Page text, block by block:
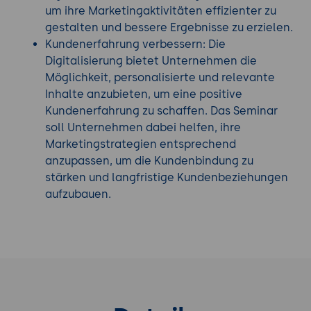
und ihre Marketingaktivitäten
automatisieren.
Conversion-Optimierung und A/B-Testing:
Durch die kontinuierliche Optimierung von
Conversion-Raten und das Testen von
unterschiedlichen Elementen einer Website
oder Landingpage können Unternehmen ihre
Marketingergebnisse verbessern und die User
Experience optimieren.
Influencer-Marketing und Kooperationen:
Durch die Zusammenarbeit mit relevanten
Influencern können Unternehmen ihre
um ihre Marketingaktivitäten effizienter zu
gestalten und bessere Ergebnisse zu erzielen.
Kundenerfahrung verbessern: Die
Digitalisierung bietet Unternehmen die
Möglichkeit, personalisierte und relevante
Inhalte anzubieten, um eine positive
Kundenerfahrung zu schaffen. Das Seminar
soll Unternehmen dabei helfen, ihre
Marketingstrategien entsprechend
anzupassen, um die Kundenbindung zu
stärken und langfristige Kundenbeziehungen
aufzubauen.